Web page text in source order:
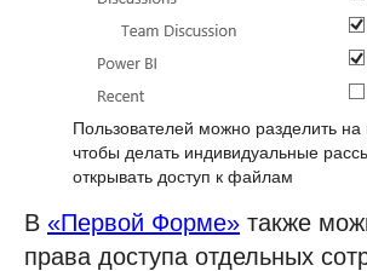
Пользователей можно разделить на
чтобы делать индивидуальные
открывать доступ к файлам
В «Первой Форме» также
права доступа отдельных